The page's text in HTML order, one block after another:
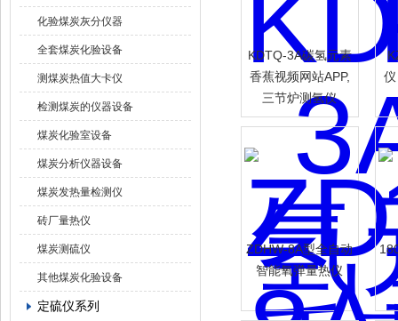
化验煤炭灰分仪器
全套煤炭化验设备
测煤炭热值大卡仪
检测煤炭的仪器设备
煤炭化验室设备
煤炭分析仪器设备
煤炭发热量检测仪
砖厂量热仪
煤炭测硫仪
其他煤炭化验设备
定硫仪系列
KDTQ-3A碳氢元素
香蕉视频网站APP,
三节炉测氢仪
ZDHW-8A型全自动
智能氧弹量热仪